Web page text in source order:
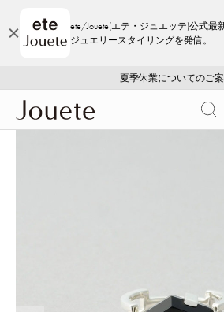
ete/Jouete(エテ・ジュエッテ)公式最
ジュエリースタイリングを発信。
採用のご案内
ご注文いただいたお品物のお届け
夏季休業についてのご
WEB LIMITED ITEMS >>
採用のご案内
ご注文いただいたお品物のお届け